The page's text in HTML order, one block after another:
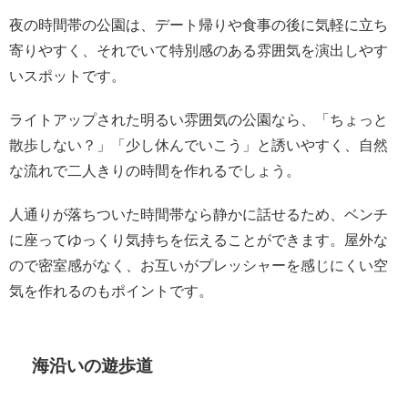
夜の時間帯の公園は、デート帰りや食事の後に気軽に立ち
寄りやすく、それでいて特別感のある雰囲気を演出しやす
いスポットです。
ライトアップされた明るい雰囲気の公園なら、「ちょっと
散歩しない？」「少し休んでいこう」と誘いやすく、自然
な流れで二人きりの時間を作れるでしょう。
人通りが落ちついた時間帯なら静かに話せるため、ベンチ
に座ってゆっくり気持ちを伝えることができます。屋外な
ので密室感がなく、お互いがプレッシャーを感じにくい空
気を作れるのもポイントです。
海沿いの遊歩道